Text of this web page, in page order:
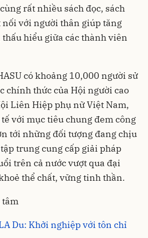
rất nhiều sách đọc, sách
nối với người thân giúp tăng
hiểu giữa các thành viên
có khoảng 10,000 người sử
chính thức của Hội người cao
Liên Hiệp phụ nữ Việt Nam,
tế với mục tiêu chung đem công
tới những đối tượng đang chịu
trung cung cấp giải pháp
trên cả nước vượt qua đại
thể chất, vững tinh thần.
tâm